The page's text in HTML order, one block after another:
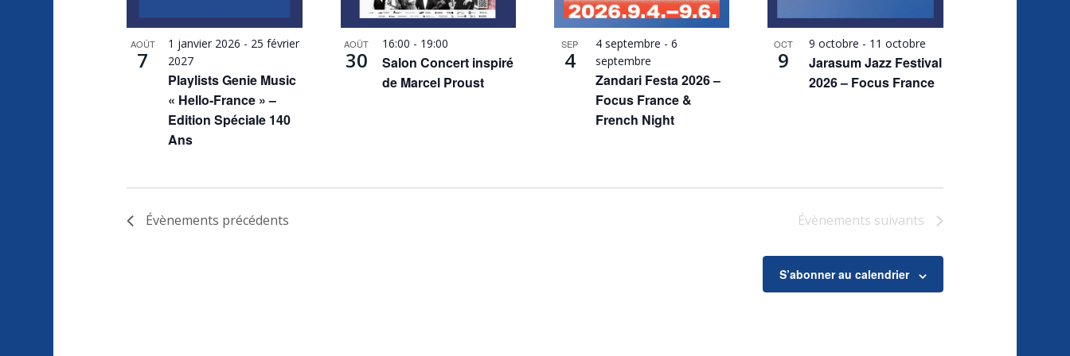
résultats
AOÛT
7
Playlists Genie Music
« Hello-France » –
Edition Spéciale 140
Ans
1 janvier 2026 - 25 février
2027
AOÛT
30
Salon Concert inspiré
de Marcel Proust
16:00 - 19:00 SEP
4
Zandari Festa 2026 –
Focus France &
French Night
4 septembre - 6
septembre
OCT
9
Jarasum Jazz Festival
2026 – Focus France
9 octobre - 11 octobre
Évènements précédents Évènements suivants
S’abonner au calendrier